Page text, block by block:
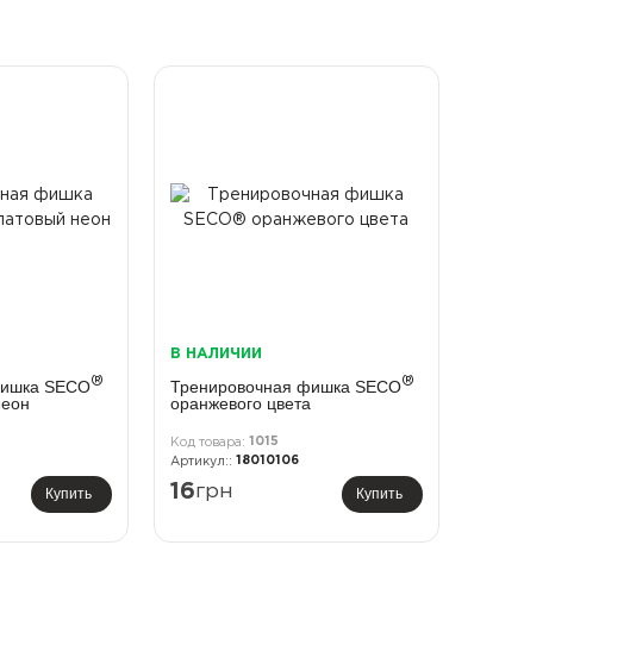
SECO®
Купить
В НАЛИЧИИ
Тренировочная фишка SECO®
оранжевого цвета
1015
18010106
16грн Купить